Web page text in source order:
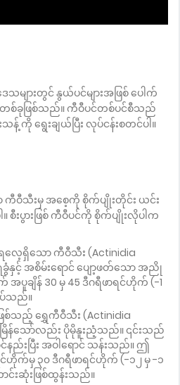
များတွင် နွယ်ပင်များအဖြစ် ပေါက်
တစ်ခုဖြစ်သည်။ ကီဝီပင်တစ်ပင်စီသည်
န့် ကို ရွေးချယ်ပြီး လုပ်ငန်းစတင်ပါ။
ကီဝီသီးမှ အစေ့ကို စိုက်ပျိုးတိုင်း ယင်း
းပွားဖြစ် ကီဝီပင်ကို စိုက်ပျိုးလိုပါက
လေ့ရှိသော ကီဝီသီး (Actinidia
နှင့် အစိမ်းရောင် ပျော့ဖတ်သော အညို
ပူချိန် 30 မှ 45 ဒီဂရီဖာရင်ဟိုက် (-1
ပ်သည်။
ြစ်သည့် ရွှေကီဝီသီး (Actinidia
မြိန်သော်လည်း ပိုမိုနူးညံ့သည်။ ၎င်းသည်
ည်းပြီး အဝါရောင် သန်းသည်။ ဤ
ဟိုက်မှ ၃၀ ဒီဂရီဖာရင်ဟိုက် (-၁၂ မှ -၁
င်းဆုံးဖြစ်ထွန်းသည်။